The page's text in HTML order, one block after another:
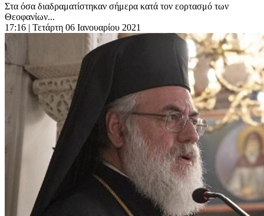
Στα όσα διαδραματίστηκαν σήμερα κατά τον εορτασμό των
Θεοφανίων...
17:16 | Τετάρτη 06 Ιανουαρίου 2021